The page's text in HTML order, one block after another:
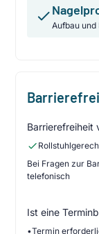
Aufbau
Barrierefreiheit
Bei Fragen zur
telefonisch
Ist eine
•Termin